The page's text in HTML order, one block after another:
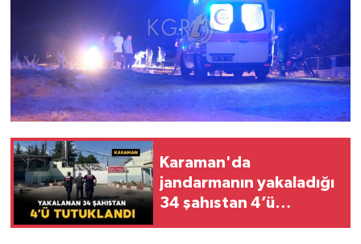
Karaman'da
jandarmanın yakaladığı
34 şahıstan 4’ü